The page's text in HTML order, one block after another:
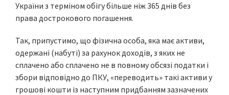
України з терміном обігу більше ніж 365 днів без
права дострокового погашення.
Так, припустимо, що фізична особа, яка має активи,
одержані (набуті) за рахунок доходів, з яких не
сплачено або сплачено не в повному обсязі податки і
збори відповідно до ПКУ, «переводить» такі активи у
грошові кошти із наступним придбанням зазначених